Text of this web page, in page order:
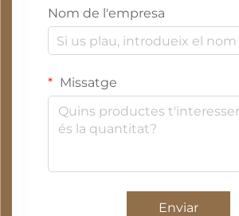
Nom de l'empresa
Missatge
Enviar